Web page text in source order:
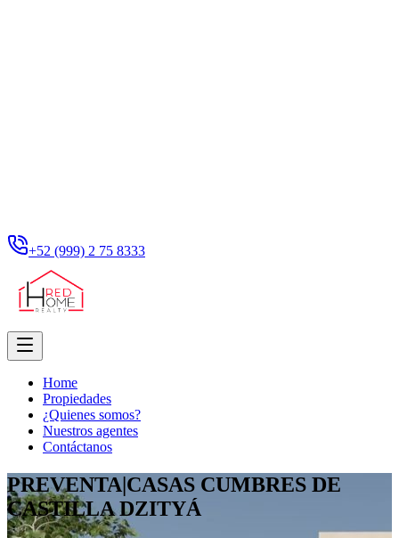
+52 (999) 2 75 8333
Home
Propiedades
¿Quienes somos?
Nuestros agentes
Contáctanos
PREVENTA|CASAS CUMBRES DE
CASTILLA DZITYÁ